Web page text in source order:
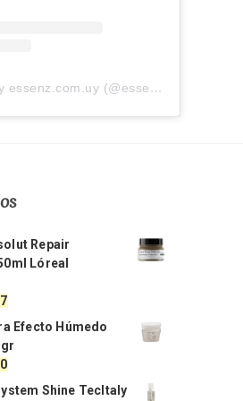
A post shared by essenz.com.uy (@essenz.com.uy)
Repair
Lóreal
El
precio
es:
$1.887.
Efecto Húmedo
El
precio
Shine TecItaly